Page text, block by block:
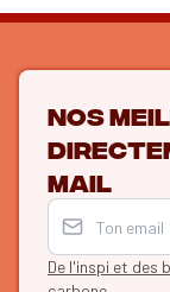
Nos
mail
De l'inspi et des